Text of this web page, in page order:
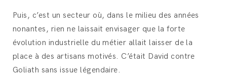
Puis, c’est un secteur où, dans le milieu des années
nonantes, rien ne laissait envisager que la forte
évolution industrielle du métier allait laisser de la
place à des artisans motivés. C’était David contre
Goliath sans issue légendaire.